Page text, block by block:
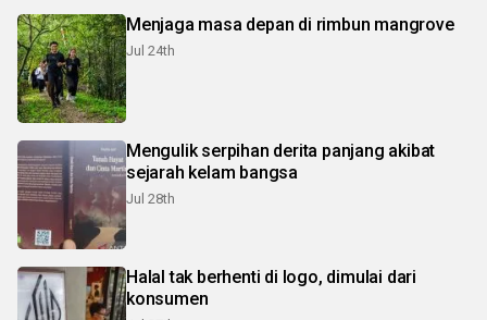
Menjaga masa depan di rimbun mangrove
Jul 24th
Mengulik serpihan derita panjang akibat
sejarah kelam bangsa
Jul 28th
Halal tak berhenti di logo, dimulai dari
konsumen